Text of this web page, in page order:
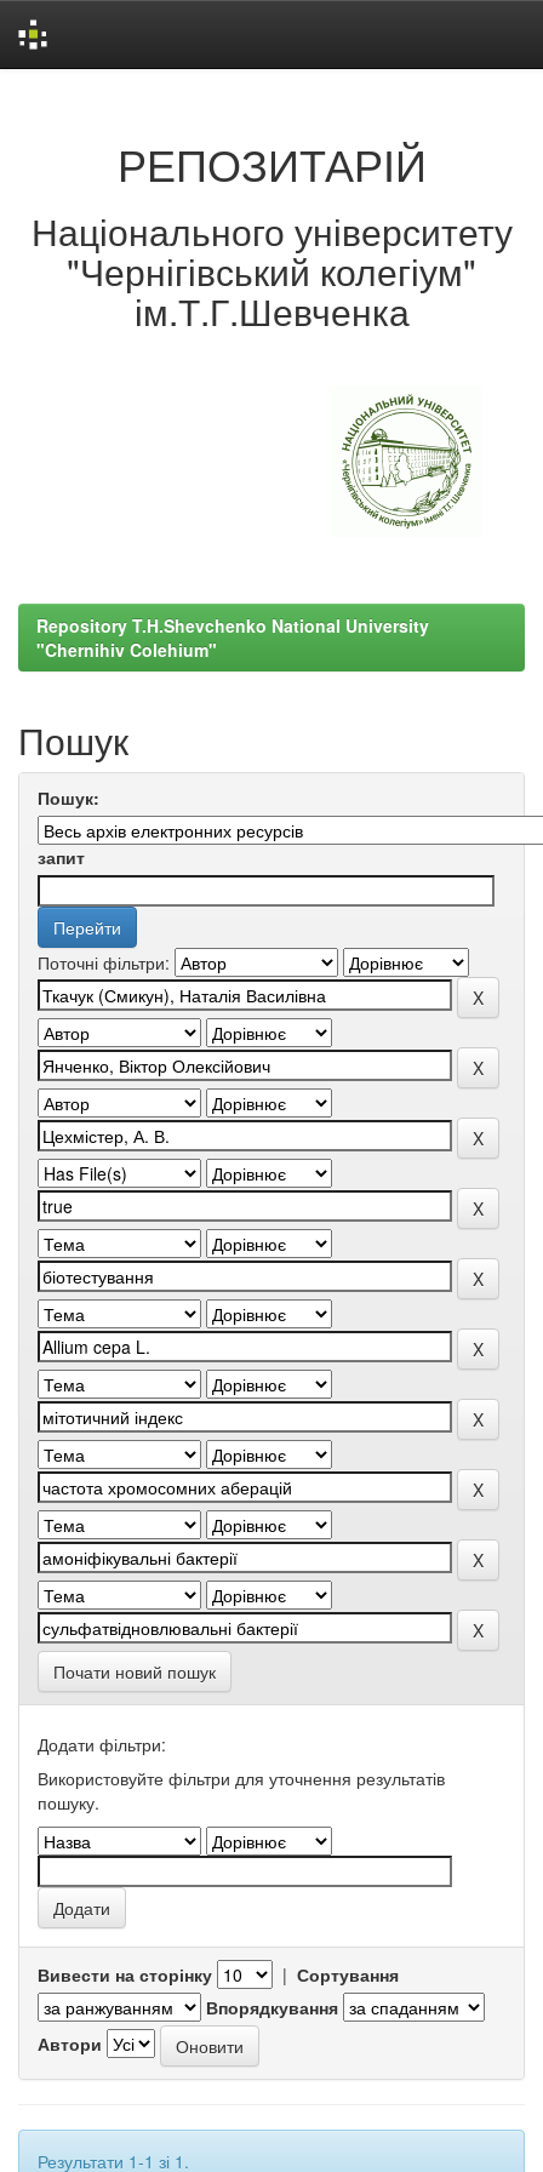
РЕПОЗИТАРІЙ
Національного університету
"Чернігівський колегіум"
ім.Т.Г.Шевченка
Repository T.H.Shevchenko National University
"Chernihiv Colehium"
Пошук
Пошук:
запит
Поточні фільтри:
Почати новий пошук
Додати фільтри:
Використовуйте фільтри для уточнення результатів
пошуку.
Вивести на сторінку | Сортування
Впорядкування
Автори
Результати 1-1 зі 1.